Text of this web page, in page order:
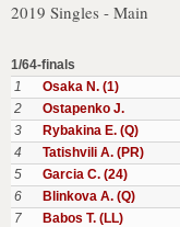
2019 Singles - Main
1/64-finals
1
Osaka N. (1)
2
Ostapenko J.
3
Rybakina E. (Q)
4
Tatishvili A. (PR)
5
Garcia C. (24)
6
Blinkova A. (Q)
7
Babos T. (LL)